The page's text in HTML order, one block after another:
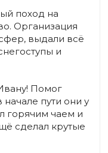
поход на
Организация
выдали всё
и
Помог
начале пути они у
горячим чаем и
сделал крутые